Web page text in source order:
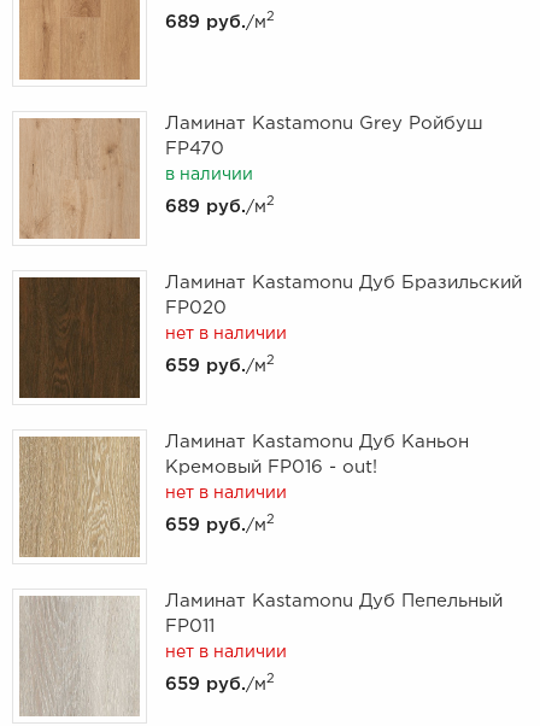
689 руб./м2
Ламинат Kastamonu Grey Ройбуш
FP470
в наличии
689 руб./м2
Ламинат Kastamonu Дуб Бразильский
FP020
нет в наличии
659 руб./м2
Ламинат Kastamonu Дуб Каньон
Кремовый FP016 - out!
нет в наличии
659 руб./м2
Ламинат Kastamonu Дуб Пепельный
FP011
нет в наличии
659 руб./м2